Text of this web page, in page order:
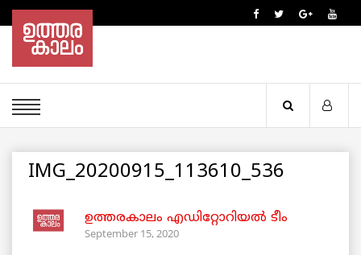
IMG_20200915_113610_536
ഉത്തരകാലം എഡിറ്റോറിയല്‍ ടീം
September 15, 2020